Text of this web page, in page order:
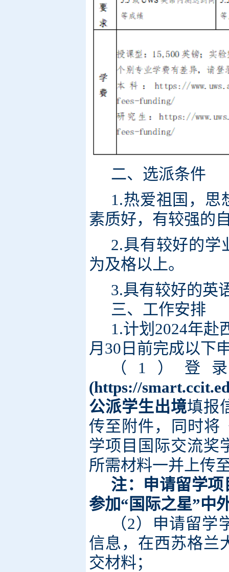
二、选派条件
1.热爱祖国，思
素质好，有较强的
2.具有较好的学
为及格以上。
3.具有较好的英
三、工作安排
1.计划2024年赴
月30日前完成以下
（1）登
(https://
公派学生出境填报
传至附件，同时将
学项目国际交流奖
所需材料一并上传
注：申请留学
参加“国际之星”中
（2）申请留学
信息，在西苏格兰
交材料；